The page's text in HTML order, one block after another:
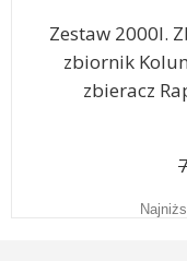
Zestaw 2000l.
zbiornik
zbieracz